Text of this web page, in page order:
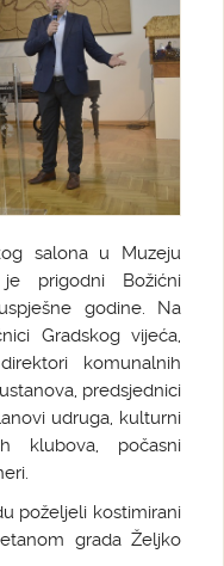
salona u Muzeju
prigodni Božićni
godine. Na
Gradskog vijeća,
komunalnih
predsjednici
udruga, kulturni
klubova, počasni
poželjeli kostimirani
grada Željko